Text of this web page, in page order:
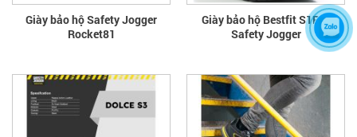
Giày bảo hộ Safety Jogger
Rocket81
Giày bảo hộ Bestfit S1P –
Safety Jogger